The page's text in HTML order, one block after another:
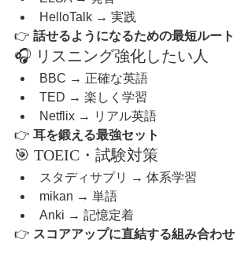
HelloTalk → 実践
👉 話せるようになるための最短ルート
🎧 リスニング強化したい人
BBC → 正確な英語
TED → 楽しく学習
Netflix → リアル英語
👉 耳を鍛える最強セット
🎯 TOEIC・試験対策
スタディサプリ → 体系学習
mikan → 単語
Anki → 記憶定着
👉 スコアアップに直結する組み合わせ